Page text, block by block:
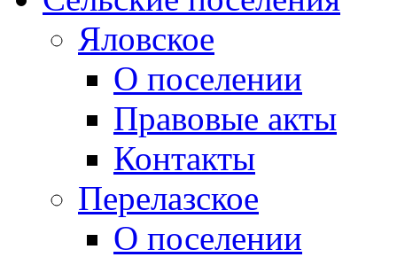
Яловское
О поселении
Правовые акты
Контакты
Перелазское
О поселении